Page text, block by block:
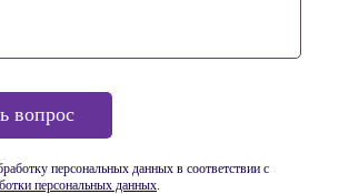
вопрос
персональных данных в соответствии с
персональных данных